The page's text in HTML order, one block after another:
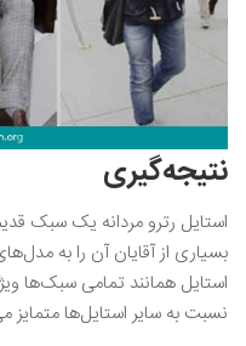
نتیجه‌گیری
استایل رترو مردانه یک سبک
بسیاری از آقایان آن را به
استایل همانند تمامی سبک‌ها
نسبت به سایر استایل‌ها متمایز